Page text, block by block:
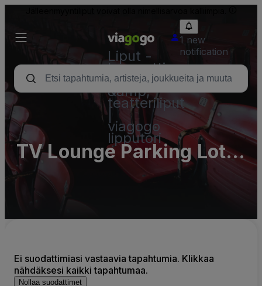
Liput -
konsertti,
urheilu
&amp;
teatteriliput
viagogo
lipputori
1 new
notification
TV Lounge Parking Lots
(InActive)
Ei suodattimiasi vastaavia tapahtumia. Klikkaa
nähdäksesi kaikki tapahtumaa.
Nollaa suodattimet